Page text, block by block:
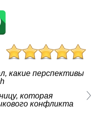
какие перспективы
которая
конфликта